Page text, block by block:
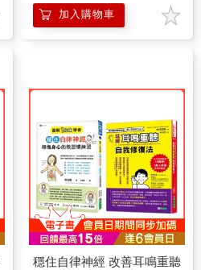
加入購物車
穩住自律神經 改善耳鳴重聽